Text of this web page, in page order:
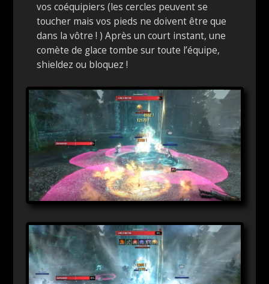
vos coéquipiers (les cercles peuvent se
toucher mais vos pieds ne doivent être que
dans la vôtre ! ) Après un court instant, une
comète de glace tombe sur toute l’équipe,
shieldez ou bloquez !